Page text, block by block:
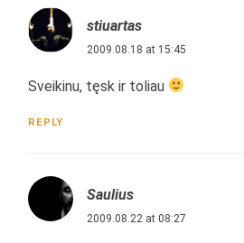
stiuartas
2009.08.18 at 15:45
Sveikinu, tęsk ir toliau
REPLY
Saulius
2009.08.22 at 08:27